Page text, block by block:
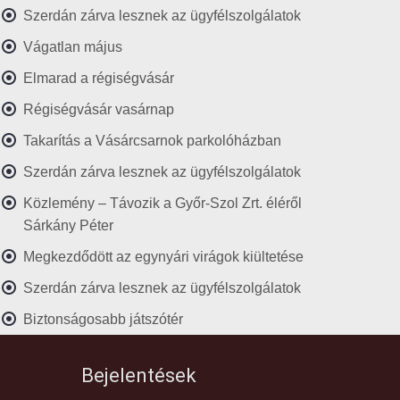
Szerdán zárva lesznek az ügyfélszolgálatok
Vágatlan május
Elmarad a régiségvásár
Régiségvásár vasárnap
Takarítás a Vásárcsarnok parkolóházban
Szerdán zárva lesznek az ügyfélszolgálatok
Közlemény – Távozik a Győr-Szol Zrt. éléről
Sárkány Péter
Megkezdődött az egynyári virágok kiültetése
Szerdán zárva lesznek az ügyfélszolgálatok
Biztonságosabb játszótér
Bejelentések